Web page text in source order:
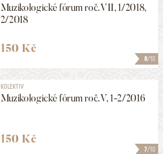
8/10
Muzikologické fórum roč.VII, 1/2018,
2/2018
150 Kč
7/10
KOLEKTIV
Muzikologické fórum roč.V, 1-2/2016
150 Kč